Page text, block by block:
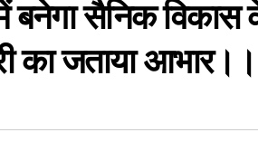
बनेगा सैनिक विकास
का जताया आभार।।